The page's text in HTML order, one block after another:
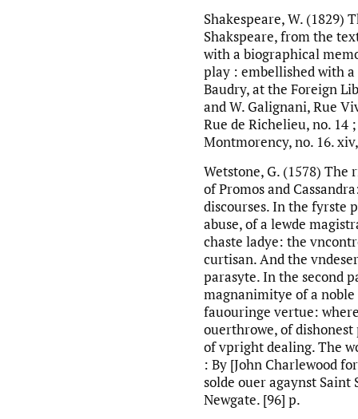
Shakespeare, W. (1829)
Shakspeare, from the
with a biographical
play : embellished with
Baudry, at the Foreign
and W. Galignani, Rue
Rue de Richelieu, no. 14
Montmorency, no. 16.
Wetstone, G. (1578)
of Promos and
discourses. In the fyrste
abuse, of a lewde
chaste ladye: the
curtisan. And the
parasyte. In the second
magnanimitye of a
fauouringe vertue:
ouerthrowe, of
of vpright dealing. The
: By [John Charlewood
solde ouer agaynst
Newgate. [96] p.